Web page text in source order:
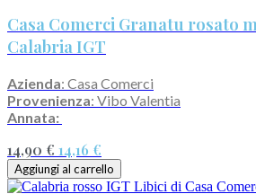
Casa Comerci Granatu rosato
Calabria IGT
Azienda: Casa Comerci
Provenienza: Vibo Valentia
Annata:
14,90 € 14,16 €
Aggiungi al carrello